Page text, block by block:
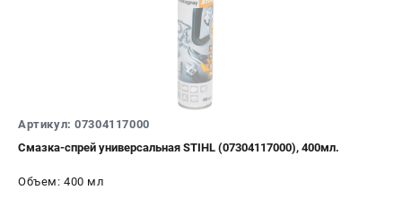
Артикул: 07304117000
Смазка-спрей универсальная STIHL (07304117000), 400мл.
Объем: 400 мл